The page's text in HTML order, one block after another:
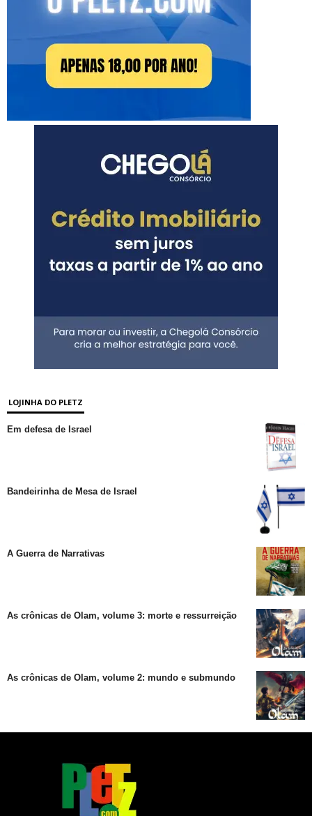
LOJINHA DO PLETZ
Em defesa de Israel
Bandeirinha de Mesa de Israel
A Guerra de Narrativas
As crônicas de Olam, volume 3: morte e ressurreição
As crônicas de Olam, volume 2: mundo e submundo